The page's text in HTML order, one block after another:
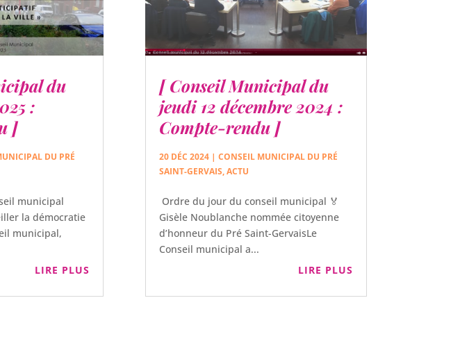
du
:
]
DU PRÉ
municipal
la démocratie
municipal,
LIRE PLUS
[ Conseil Municipal du
jeudi 12 décembre 2024 :
Compte-rendu ]
20 DÉC 2024| CONSEIL MUNICIPAL DU PRÉ
SAINT-GERVAIS,ACTU
Ordre du jour du conseil municipal 🏅
Gisèle Noublanche nommée citoyenne
d’honneur du Pré Saint-GervaisLe
Conseil municipal a...
LIRE PLUS